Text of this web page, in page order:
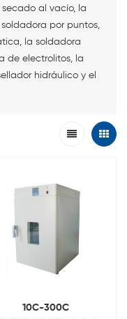
al vacío, la
por puntos,
la soldadora
de electrolitos, la
hidráulico y el
10C-300C